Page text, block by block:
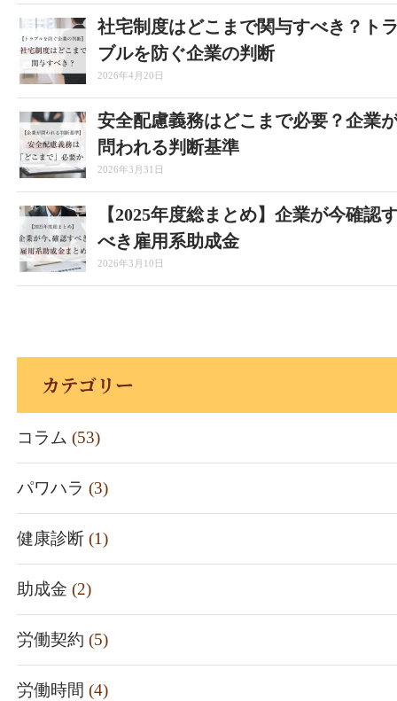
社宅制度はどこまで関与すべき？ト
ブルを防ぐ企業の判断
2026年4月20日
安全配慮義務はどこまで必要？企業
問われる判断基準
2026年3月31日
【2025年度総まとめ】企業が今確認
べき雇用系助成金
2026年3月10日
カテゴリー
コラム (53)
パワハラ (3)
健康診断(1)
助成金 (2)
労働契約 (5)
労働時間 (4)